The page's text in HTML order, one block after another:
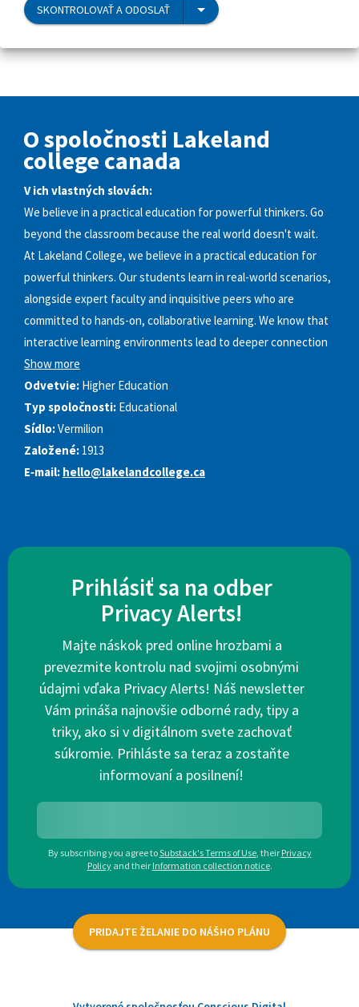
SKONTROLOVAŤ A ODOSLAŤ
O spoločnosti Lakeland
college canada
V ich vlastných slovách:
We believe in a practical education for powerful thinkers. Go
beyond the classroom because the real world doesn't wait.
At Lakeland College, we believe in a practical education for
powerful thinkers. Our students learn in real-world scenarios,
alongside expert faculty and inquisitive peers who are
committed to hands-on, collaborative learning. We know that
interactive learning environments lead to deeper connection
Show more
Odvetvie: Higher Education
Typ spoločnosti: Educational
Sídlo:Vermilion
Založené: 1913
E‑mail: hello@lakelandcollege.ca
Prihlásiť sa na odber
Privacy Alerts!
Majte náskok pred online hrozbami a
prevezmite kontrolu nad svojimi osobnými
údajmi vďaka Privacy Alerts! Náš newsletter
Vám prináša najnovšie odborné rady, tipy a
triky, ako si v digitálnom svete zachovať
súkromie. Prihláste sa teraz a zostaňte
informovaní a posilnení!
By subscribing you agree toSubstack's Terms of Use, their Privacy
Policy and their Information collection notice.
PRIDAJTE ŽELANIE DO NÁŠHO PLÁNU